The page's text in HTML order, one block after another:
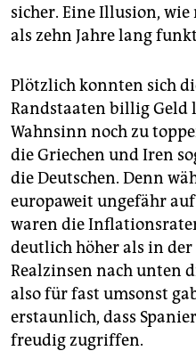
sicher. Eine Illusion,
als zehn Jahre lang
Plötzlich konnten sich
Randstaaten billig Geld
Wahnsinn noch zu
die Griechen und Iren
die Deutschen. Denn
europaweit ungefähr
waren die
deutlich höher als in
Realzinsen nach unten
also für fast umsonst
erstaunlich, dass
freudig zugriffen.